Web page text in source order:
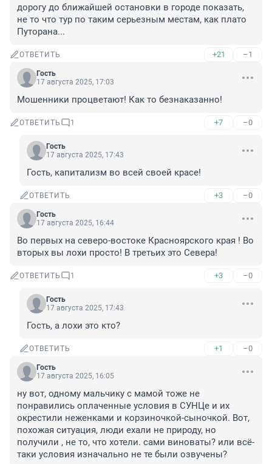
дорогу до ближайшей остановки в городе показать,
не то что тур по таким серьезным местам, как плато
Путорана...
ОТВЕТИТЬ +21 –1
Гость
17 августа 2025, 17:03
Мошенники процветают! Как то безнаказанно!
ОТВЕТИТЬ 1 +7 –0
Гость
17 августа 2025, 17:43
Гость, капитализм во всей своей красе!
ОТВЕТИТЬ +3 –0
Гость
17 августа 2025, 16:44
Во первых на северо-востоке Красноярского края ! Во
вторых вы лохи просто! В третьих это Севера!
ОТВЕТИТЬ 1 +3 –0
Гость
17 августа 2025, 17:43
Гость, а лохи это кто?
ОТВЕТИТЬ +1 –0
Гость
17 августа 2025, 16:05
ну вот, одному мальчику с мамой тоже не
понравились оплаченные условия в СУНЦе и их
окрестили неженками и корзиночкой-сыночкой. Вот,
похожая ситуация, люди ехали не природу, но
получили , не то, что хотели. сами виноваты? или всё-
таки условия изначально не те были озвучены?